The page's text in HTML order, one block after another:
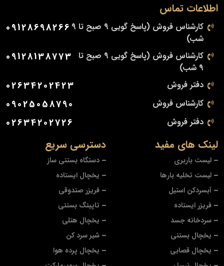
دسترسی سریع
دستگاه بستنی ساز
یخچال ایستاده
فریزر صندوقی
تاپینگ بستنی
یخچال هتلی
شیر سرد کن
یخچال پرده هوا
لینک های مفید
لیست باربری
لیست تخلیه بارها
آبسردکن استیل
فریزر ایستاده
سردخانه جسد
یخچال بستنی
یخچال قصابی
اطلاعات تماس
کارشناس فروش (پاسخ گویی 9 صبح تا 9
شب)
09128698266
کارشناس فروش (پاسخ گویی 9 صبح تا
9 شب)
09128138773
دفتر فروش 02634202423
کارشناس فروش 09025058790
دفتر فروش 02634202726